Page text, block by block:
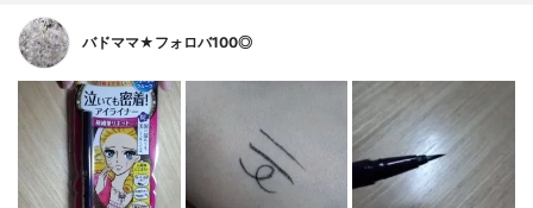
バドママ★フォロバ100◎